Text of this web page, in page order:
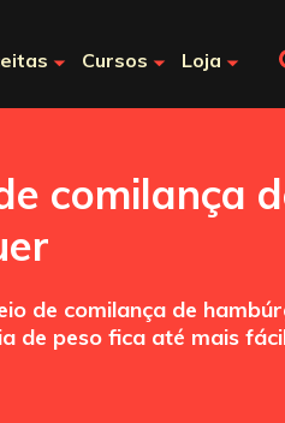
Cursos Loja
comilança
de comilança de
peso fica até mais